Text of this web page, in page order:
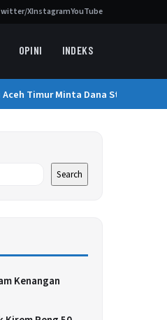
XInstagramYouTube
OPINI INDEKS
Timur Minta Dana Stimulan
Search
Kenangan